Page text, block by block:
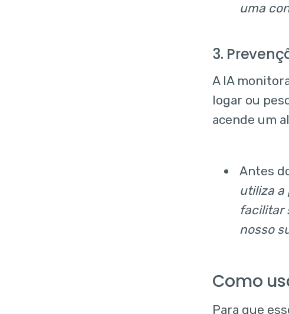
uma
3.
A IA
logar ou
acende um
Antes
utiliza a
facilitar
nosso
Como
Para que